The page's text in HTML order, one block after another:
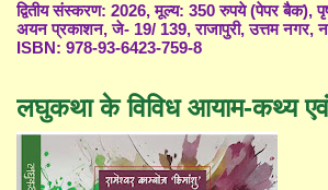
द्वितीय संस्करण: 2026, मूल्य: 350 रुपये (पेपर बैक),
अयन प्रकाशन, जे- 19/ 139, राजापुरी, उत्तम नगर,
ISBN: 978-93-6423-759-8
लघुकथा के विविध आयाम-कथ्य